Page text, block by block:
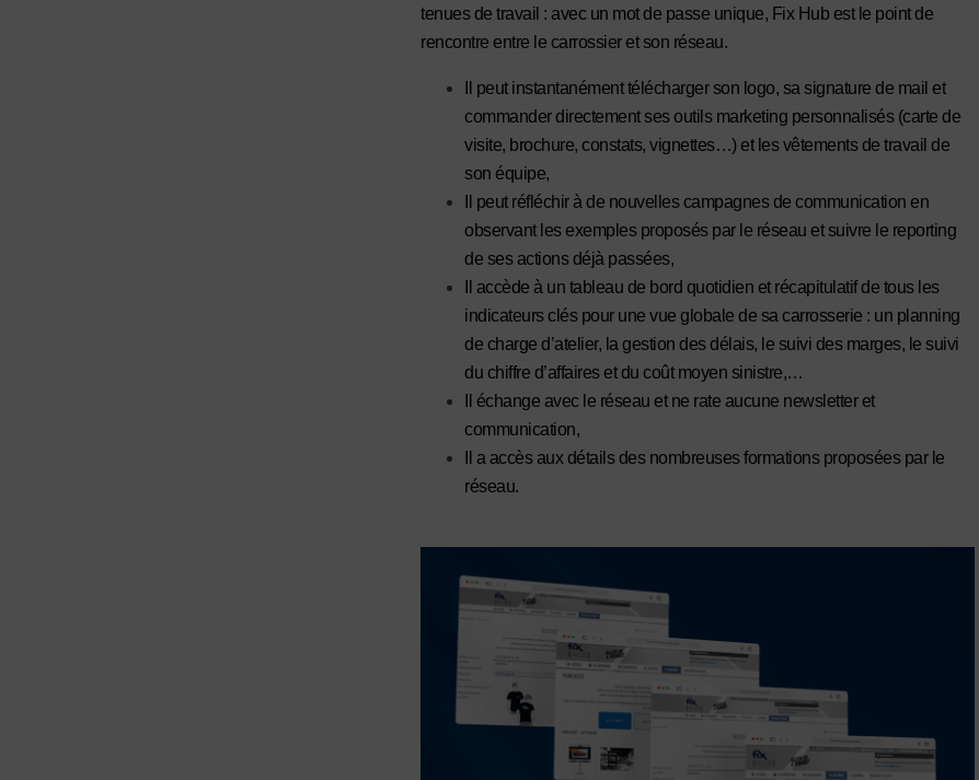
tenues de travail : avec un mot de passe unique, Fix Hub est le point de
rencontre entre le carrossier et son réseau.
Il peut instantanément télécharger son logo, sa signature de mail et
commander directement ses outils marketing personnalisés (carte de
visite, brochure, constats, vignettes…) et les vêtements de travail de
son équipe,
Il peut réfléchir à de nouvelles campagnes de communication en
observant les exemples proposés par le réseau et suivre le reporting
de ses actions déjà passées,
Il accède à un tableau de bord quotidien et récapitulatif de tous les
indicateurs clés pour une vue globale de sa carrosserie : un planning
de charge d’atelier, la gestion des délais, le suivi des marges, le suivi
du chiffre d’affaires et du coût moyen sinistre,…
Il échange avec le réseau et ne rate aucune newsletter et
communication,
Il a accès aux détails des nombreuses formations proposées par le
réseau.